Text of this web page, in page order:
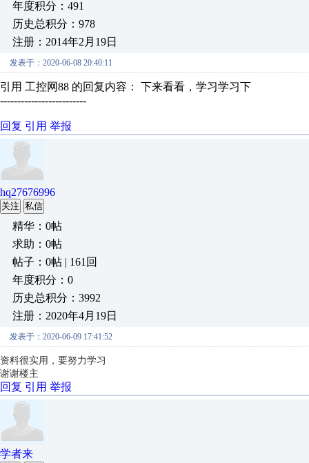
年度积分：491
历史总积分：978
注册：2014年2月19日
发表于：2020-06-08 20:40:11
引用 工控网88 的回复内容： 下来看看，学习学习下
-------------------------
回复 引用 举报
hq27676996
关注 私信
精华：0帖
求助：0帖
帖子：0帖 | 161回
年度积分：0
历史总积分：3992
注册：2020年4月19日
发表于：2020-06-09 17:41:52
资料很实用，要努力学习
谢谢楼主
回复 引用 举报
学者来